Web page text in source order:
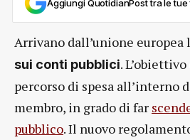
Aggiungi QuotidianPost tra le
Arrivano dall’unione europea
sui conti pubblici.
percorso di spesa all’interno
membro, in grado di far
pubblico. Il nuovo